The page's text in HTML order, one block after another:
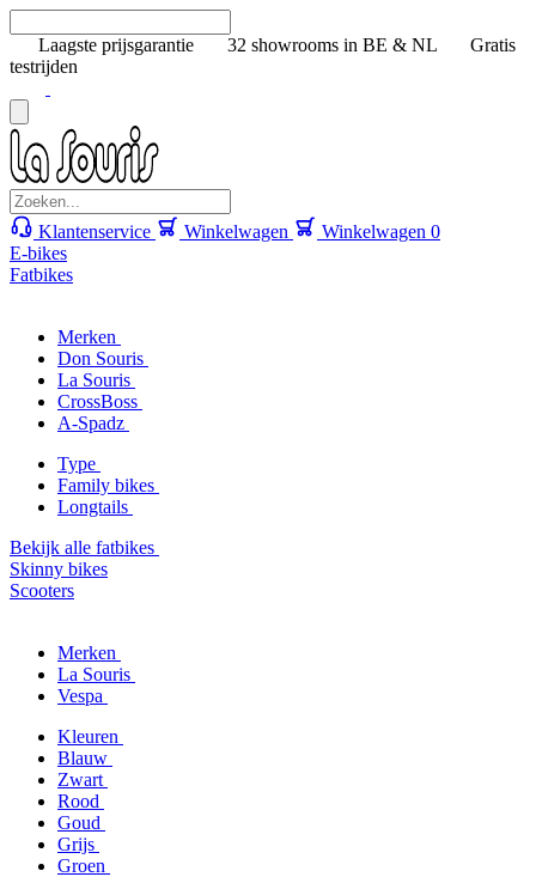
Laagste prijsgarantie 32 showrooms in BE & NL
Gratis
testrijden
Klantenservice Winkelwagen Winkelwagen 0
E-bikes
Fatbikes
Merken
Don Souris
La Souris
CrossBoss
A-Spadz
Type
Family bikes
Longtails
Bekijk alle fatbikes
Skinny bikes
Scooters
Merken
La Souris
Vespa
Kleuren
Blauw
Zwart
Rood
Goud
Grijs
Groen